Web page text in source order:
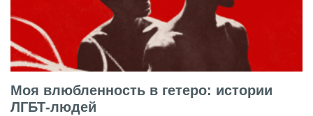
Моя влюбленность в гетеро: истории
ЛГБТ-людей